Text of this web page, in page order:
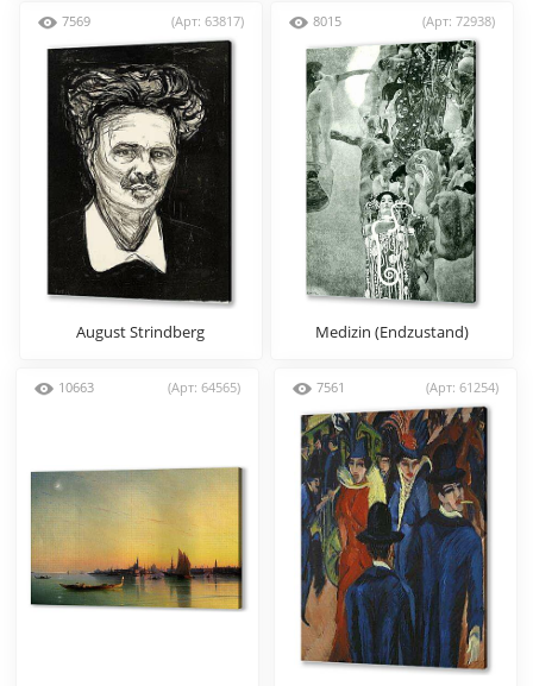
7569 (Арт: 63817)
August Strindberg
8015 (Арт: 72938)
Medizin (Endzustand)
10663 (Арт: 64565) 7561 (Арт: 61254)